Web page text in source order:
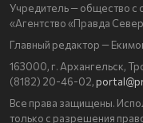
Учредитель — общество с
«Агентство «Правда
Главный редактор —
163000, г. Архангельск,
(8182) 20-46-02,
Все права защищены.
только с разрешения